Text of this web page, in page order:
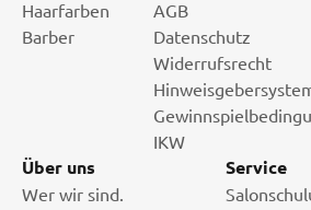
Haarfarben
Barber
AGB
Datenschutz
Widerrufsrecht
IKW
Über uns
Wer wir sind.
Service